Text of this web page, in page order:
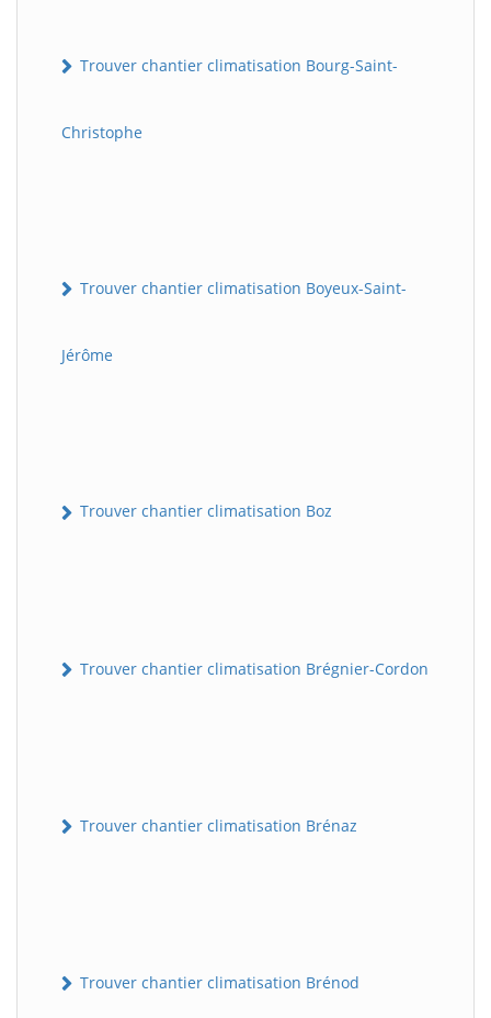
Trouver chantier climatisation Bourg-Saint-
Christophe
Trouver chantier climatisation Boyeux-Saint-
Jérôme
Trouver chantier climatisation Boz
Trouver chantier climatisation Brégnier-Cordon
Trouver chantier climatisation Brénaz
Trouver chantier climatisation Brénod